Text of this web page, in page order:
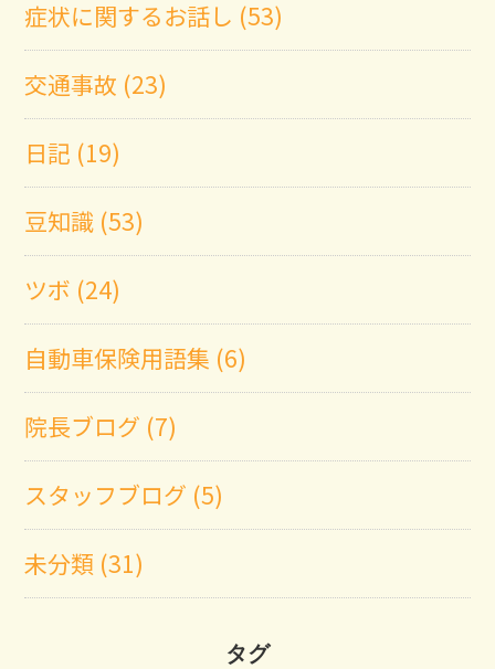
症状に関するお話し (53)
交通事故 (23)
日記 (19)
豆知識 (53)
ツボ (24)
自動車保険用語集 (6)
院長ブログ (7)
スタッフブログ (5)
未分類 (31)
タグ